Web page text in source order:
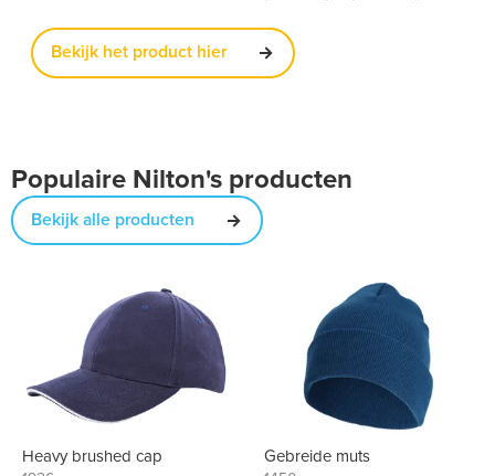
Bekijk het product hier
Populaire Nilton's producten
Bekijk alle producten
Heavy brushed cap Gebreide muts